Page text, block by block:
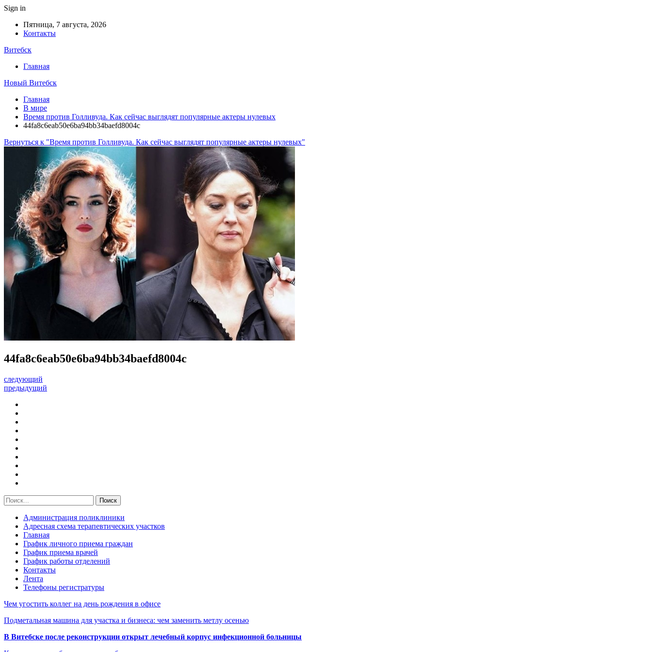
Sign in
Пятница, 7 августа, 2026
Контакты
Витебск
Главная
Новый Витебск
Главная
В мире
Время против Голливуда. Как сейчас выглядят популярные актеры нулевых
44fa8c6eab50e6ba94bb34baefd8004c
Вернуться к "Время против Голливуда. Как сейчас выглядят популярные актеры нулевых"
44fa8c6eab50e6ba94bb34baefd8004c
следующий
предыдущий
Администрация поликлиники
Адресная схема терапевтических участков
Главная
График личного приема граждан
График приема врачей
График работы отделений
Контакты
Лента
Телефоны регистратуры
Чем угостить коллег на день рождения в офисе
Подметальная машина для участка и бизнеса: чем заменить метлу осенью
В Витебске после реконструкции открыт лечебный корпус инфекционной больницы